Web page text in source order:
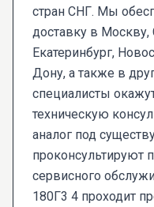
стран СНГ. Мы
доставку в Москву,
Екатеринбург,
Дону, а также в
специалисты
техническую
аналог под
проконсультируют
сервисного
180Г3 4 проходит